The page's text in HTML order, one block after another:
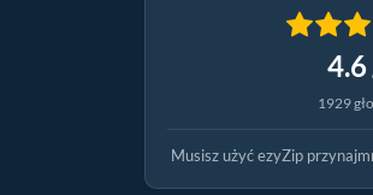
4.6
1929
Musisz użyć ezyZip